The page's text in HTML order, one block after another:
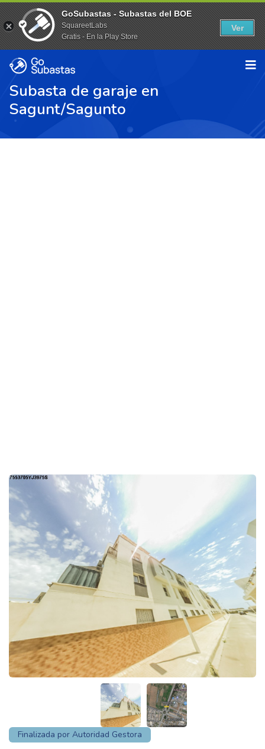
Subasta de garaje en
Sagunt/Sagunto
Finalizada por Autoridad Gestora
GoSubastas - Subastas del BOE
SquareetLabs
Gratis - En la Play Store
Ver